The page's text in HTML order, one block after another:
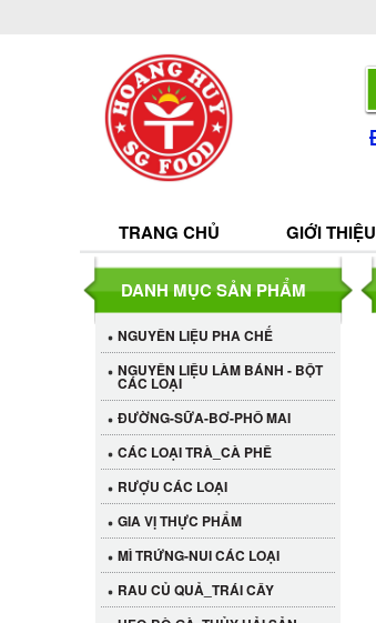
TRANG CHỦ GIỚI THIỆU
DANH MỤC SẢN PHẨM
NGUYÊN LIỆU PHA CHẾ
NGUYÊN LIỆU LÀM BÁNH - BỘT
CÁC LOẠI
ĐƯỜNG-SỮA-BƠ-PHÔ MAI
CÁC LOẠI TRÀ_CÀ PHÊ
RƯỢU CÁC LOẠI
GIA VỊ THỰC PHẨM
MÌ TRỨNG-NUI CÁC LOẠI
RAU CỦ QUẢ_TRÁI CÂY